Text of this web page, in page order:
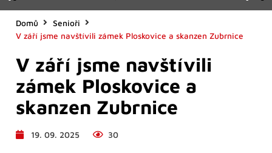
Domů
Senioři
V září jsme navštívili zámek Ploskovice a skanzen Zubrnice
V září jsme navštívili
zámek Ploskovice a
skanzen Zubrnice
19. 09. 2025 30